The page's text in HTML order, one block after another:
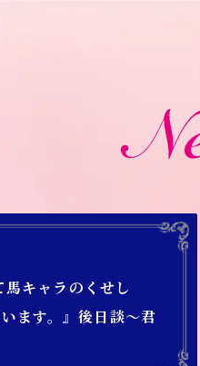
キャラのくせし
ます。』後日談～君